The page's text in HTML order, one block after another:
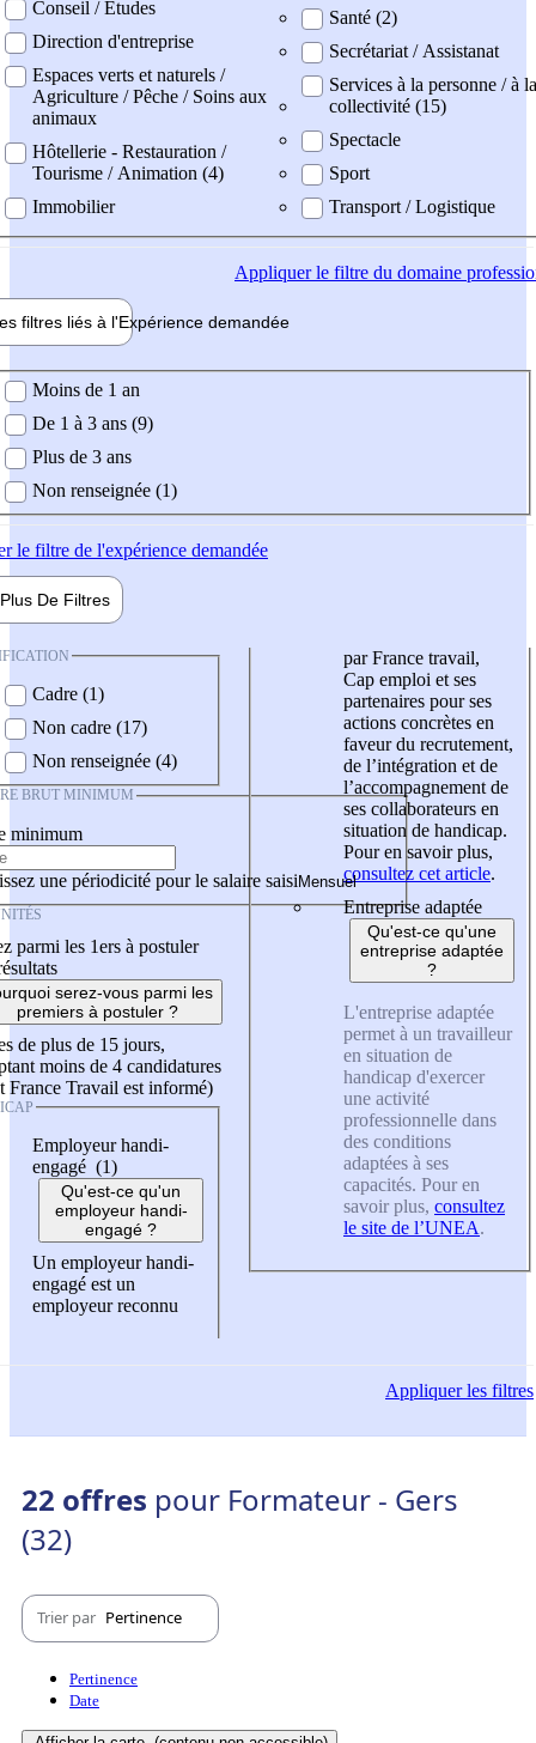
Conseil / Etudes
Direction d'entreprise
Espaces verts et naturels /
Agriculture / Pêche / Soins aux
animaux
Hôtellerie - Restauration /
Tourisme / Animation (4)
Immobilier
Santé (2)
Secrétariat / Assistanat
Services à la personne / à la
collectivité (15)
Spectacle
Sport
Transport / Logistique
Appliquerle filtre du domaine
filtres liés à l'Expérience demandée
demandée
Moins de 1 an
De 1 à 3 ans (9)
Plus de 3 ans
Non renseignée (1)
le filtre de l'expérience demandée
Plus De Filtres
Cadre (1)
Non cadre (17)
Non renseignée (4)
BRUT MINIMUM
minimum
une périodicité pour le salaire saisi
parmi les 1ers à postuler
serez-vous parmi les
premiers à postuler ?
de plus de 15 jours,
moins de 4 candidatures
France Travail est informé)
Employeur handi-
engagé (1)
Qu'est-ce qu'un
employeur handi-
engagé ?
Un employeur handi-
engagé est un
employeur reconnu
par France travail,
Cap emploi et ses
partenaires pour ses
actions concrètes en
faveur du recrutement,
de l’intégration et de
l’accompagnement de
ses collaborateurs en
situation de handicap.
Pour en savoir plus,
consultez cet article.
Entreprise adaptée
Qu'est-ce qu'une
entreprise adaptée
?
L'entreprise adaptée
permet à un travailleur
en situation de
handicap d'exercer
une activité
professionnelle dans
des conditions
adaptées à ses
capacités. Pour en
savoir plus, consultez
le site de l’UNEA.
Appliquerles filtres
22 offres pour Formateur - Gers
(32)
Trier par Pertinence
Pertinence
Date